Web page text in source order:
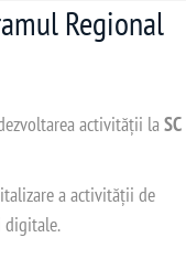
Regional
activității laSC
a activității de
digitale.